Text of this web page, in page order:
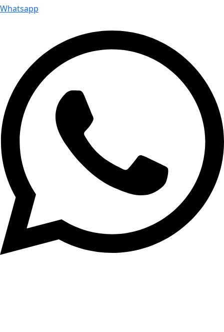
Whatsapp